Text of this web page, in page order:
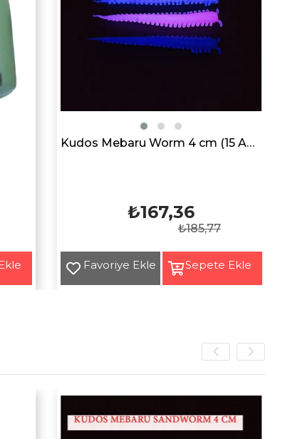
Kudos Mebaru Worm 4 cm (15 Adet)
₺167,36
₺185,77